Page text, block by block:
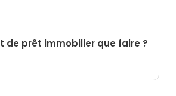
de prêt immobilier que faire ?